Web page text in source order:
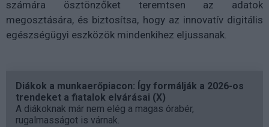
számára ösztönzőket teremtsen az adatok
megosztására, és biztosítsa, hogy az innovatív digitális
egészségügyi eszközök mindenkihez eljussanak.
Diákok a munkaerőpiacon: Így formálják a 2026-os
trendeket a fiatalok elvárásai (X)
A diákoknak már nem elég a magas órabér,
rugalmasságot is várnak.